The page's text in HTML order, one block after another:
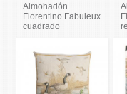
Almohadón
Fiorentino Fabuleux
cuadrado